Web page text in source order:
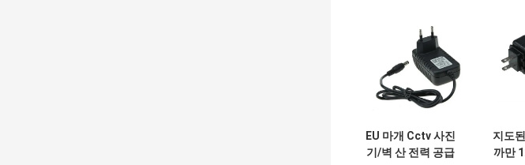
EU 마개 Cctv 사진
기/벽 산 전력 공급
지도
까만